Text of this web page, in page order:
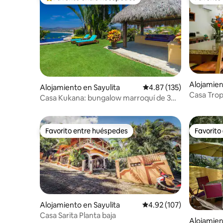
Favorito entre huéspedes preferido
Alojamiento en Sayulita Calificación promedio:
4.87 (135)
Casa Kukana: bungalow marroquí de 3
Favorito
Casa
Favorito entre huéspedes
Favorito entre huéspedes
Alojamiento en Sayulita Calificación promedio:
4.92 (107)
Casa Sarita Planta baja